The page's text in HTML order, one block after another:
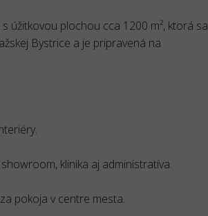
úžitkovou plochou cca 1200 m², ktorá sa
Bystrice a je pripravená na
klinika aj administratíva.
pokoja v centre mesta.